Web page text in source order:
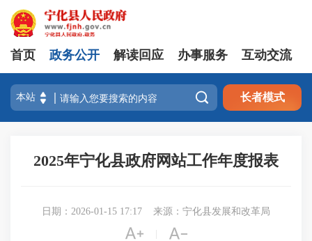
首页 政务公开 解读回应 办事服务 互动交流
 长者模式
2025年宁化县政府网站工作年度报表
日期：2026-01-15 17:17 来源：宁化县发展和改革局
 